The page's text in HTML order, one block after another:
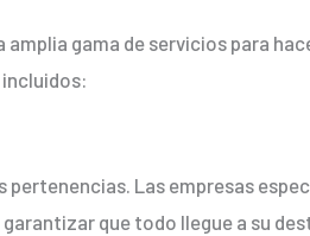
gama de servicios para
pertenencias. Las empresas
que todo llegue a su